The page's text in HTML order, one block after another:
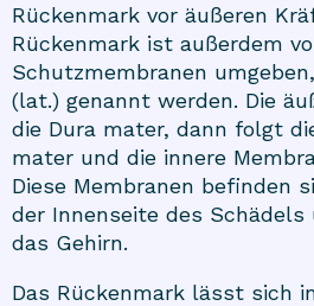
Rückenmark vor äußeren
Rückenmark ist außerdem
Schutzmembranen
(lat.) genannt werden. Die
die Dura mater, dann folgt
mater und die innere
Diese Membranen befinden
der Innenseite des
das Gehirn.
Das Rückenmark lässt sich